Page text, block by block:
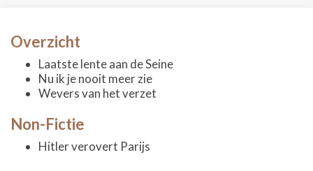
Overzicht
Laatste lente aan de Seine
Nu ik je nooit meer zie
Wevers van het verzet
Non-Fictie
Hitler verovert Parijs